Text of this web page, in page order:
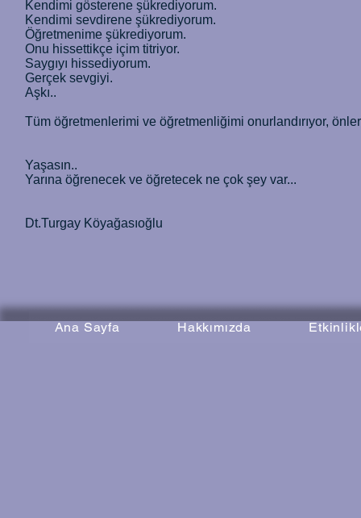
Kendimi gösterene şükrediyorum.
Kendimi sevdirene şükrediyorum.
Öğretmenime şükrediyorum.
Onu hissettikçe içim titriyor.
Saygıyı hissediyorum.
Gerçek sevgiyi.
Aşkı..
Tüm öğretmenlerimi ve öğretmenliğimi onurlandırıyor,
Yaşasın..
Yarına öğrenecek ve öğretecek ne çok şey var...
Dt.Turgay Köyağasıoğlu
Ana Sayfa Hakkımızda